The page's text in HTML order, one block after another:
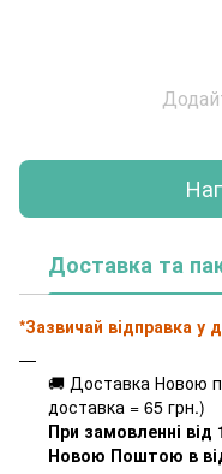
Доставка та
*Зазвичай відправка у
🚚 Доставка Новою
доставка = 65 грн.)
При замовленні
Новою Поштою в